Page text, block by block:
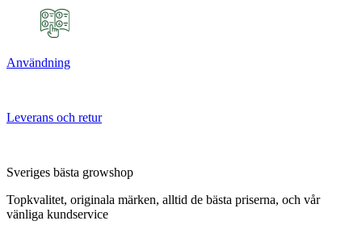
Användning
Leverans och retur
Sveriges bästa growshop
Topkvalitet, originala märken, alltid de bästa priserna, och vår
vänliga kundservice